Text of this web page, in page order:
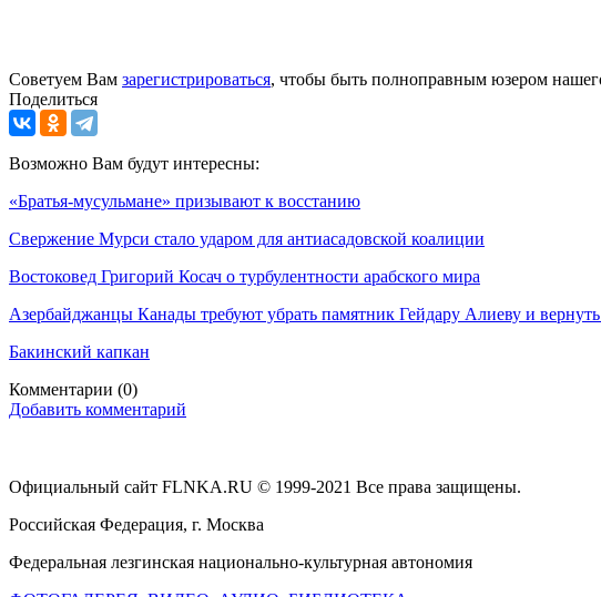
Советуем Вам зарегистрироваться, чтобы быть полноправным юзером
Поделиться
Возможно Вам будут интересны:
«Братья-мусульмане» призывают к восстанию
Свержение Мурси стало ударом для антиасадовской коалиции
Востоковед Григорий Косач о турбулентности арабского мира
Азербайджанцы Канады требуют убрать памятник Гейдару Алиеву и
Бакинский капкан
Комментарии (0)
Добавить комментарий
Официальный сайт FLNKA.RU © 1999-2021 Все права защищены.
Российская Федерация, г. Москва
Федеральная лезгинская национально-культурная автономия